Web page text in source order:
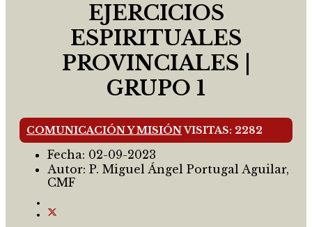
EJERCICIOS
ESPIRITUALES
PROVINCIALES |
GRUPO 1
COMUNICACIÓN Y MISIÓNVISITAS: 2282
Fecha: 02-09-2023
Autor: P. Miguel Ángel Portugal Aguilar,
CMF